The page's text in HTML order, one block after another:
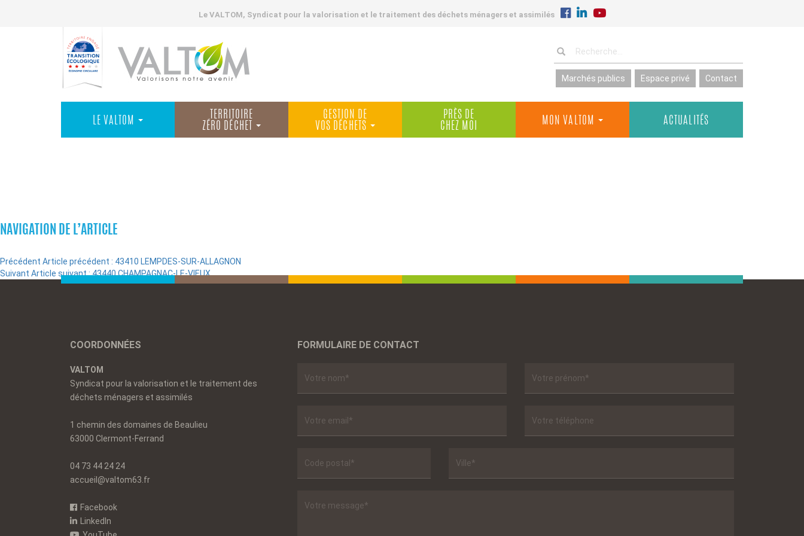
Le VALTOM, Syndicat pour la valorisation et le traitement des déchets ménagers et assimilés
Marchés publics Espace privé Contact
LE VALTOM
TERRITOIRE
ZÉRO DÉCHET
GESTION DE
VOS DÉCHETS
PRÈS DE
CHEZ MOI
MON VALTOM ACTUALITÉS
NAVIGATION DE L’ARTICLE
Précédent Article précédent : 43410 LEMPDES-SUR-ALLAGNON
Suivant Article suivant :43440 CHAMPAGNAC-LE-VIEUX
COORDONNÉES
VALTOM
Syndicat pour la valorisation et le traitement des
déchets ménagers et assimilés
1 chemin des domaines de Beaulieu
63000 Clermont-Ferrand
04 73 44 24 24
accueil@valtom63.fr
Facebook
LinkedIn
FORMULAIRE DE CONTACT